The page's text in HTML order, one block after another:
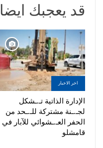
قد يعجبك ايضا
اخر الاخبار
الإدارة الذاتية تـ.ـشكل
لجـ.ـنة مشتركة للـ.ـحد من
الحفر العـ.ـشوائي للآبار في
قامشلو